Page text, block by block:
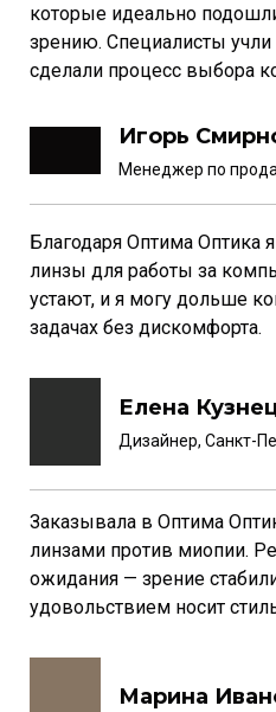
которые идеально
зрению. Специалисты
сделали процесс выбора
Игорь
Менеджер по
Благодаря Оптима Оптика
линзы для работы за
устают, и я могу дольше
задачах без дискомфорта.
Елена
Дизайнер, Санкт-
Заказывала в Оптима
линзами против миопии.
ожидания — зрение
удовольствием носит
Марина